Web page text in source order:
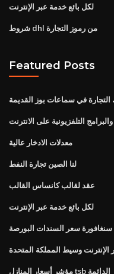
لكل بائع خدمة عبر الإنترنت
شروط dhl من رموز التجارة
Featured Posts
التجارة في سماعات بوز القديمة
معدلات الادخار عالية
لنا الصين تجارة النفط
عقد لقالب كانساس القالب
لكل بائع خدمة عبر الإنترنت
سنغافورة سعر السندات البورصة
الإنترنت وسيط المملكة المتحدة
مؤشر أسعار المنازل tsb الدائمة